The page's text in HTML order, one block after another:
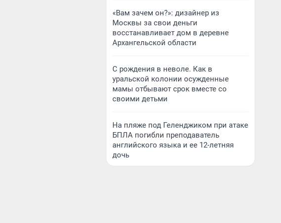
«Вам зачем он?»: дизайнер из
Москвы за свои деньги
восстанавливает дом в деревне
Архангельской области
С рождения в неволе. Как в
уральской колонии осужденные
мамы отбывают срок вместе со
своими детьми
На пляже под Геленджиком при атаке
БПЛА погибли преподаватель
английского языка и ее 12-летняя
дочь